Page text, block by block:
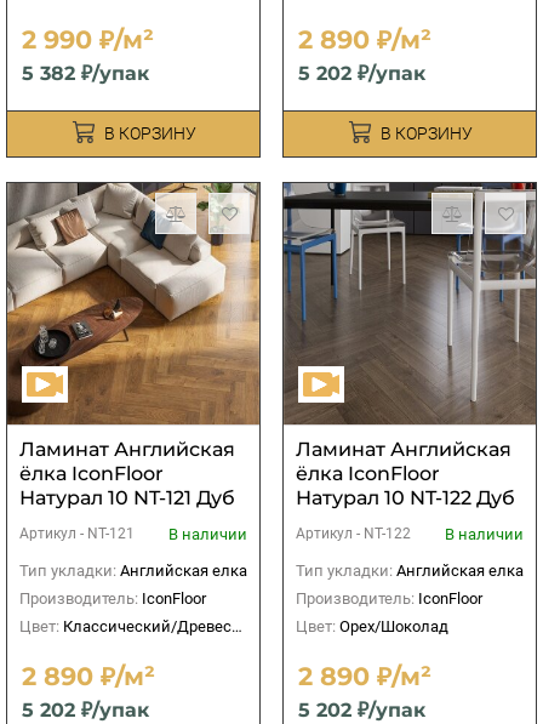
2 990 ₽/м²
5 382 ₽/упак
В КОРЗИНУ
2 890 ₽/м²
5 202 ₽/упак
В КОРЗИНУ
Ламинат Английская
ёлка IconFloor
Натурал 10 NT-121 Дуб
Артикул - NT-121
В наличии
Тип укладки: Английская елка
Производитель: IconFloor
Цвет: Классический/Древесный
2 890 ₽/м²
5 202 ₽/упак
Ламинат Английская
ёлка IconFloor
Натурал 10 NT-122 Дуб
Артикул - NT-122
В наличии
Тип укладки: Английская елка
Производитель: IconFloor
Цвет: Орех/Шоколад
2 890 ₽/м²
5 202 ₽/упак